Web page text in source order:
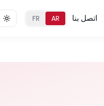
اتصل بنا AR
FR